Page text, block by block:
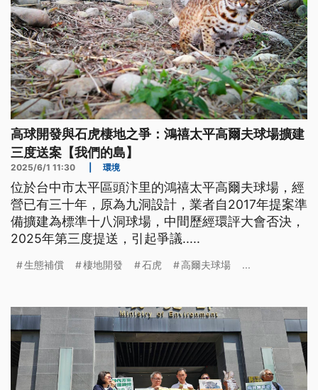
高球開發與石虎棲地之爭：鴻禧太平高爾夫球場擴建
三度送案【我們的島】
2025/6/1 11:30 環境
位於台中市太平區頭汴里的鴻禧太平高爾夫球場，經
營已有三十年，原為九洞設計，業者自2017年提案準
備擴建為標準十八洞球場，中間歷經環評大會否決，
2025年第三度提送，引起爭議.....
生態補償 棲地開發 石虎 高爾夫球場 ...